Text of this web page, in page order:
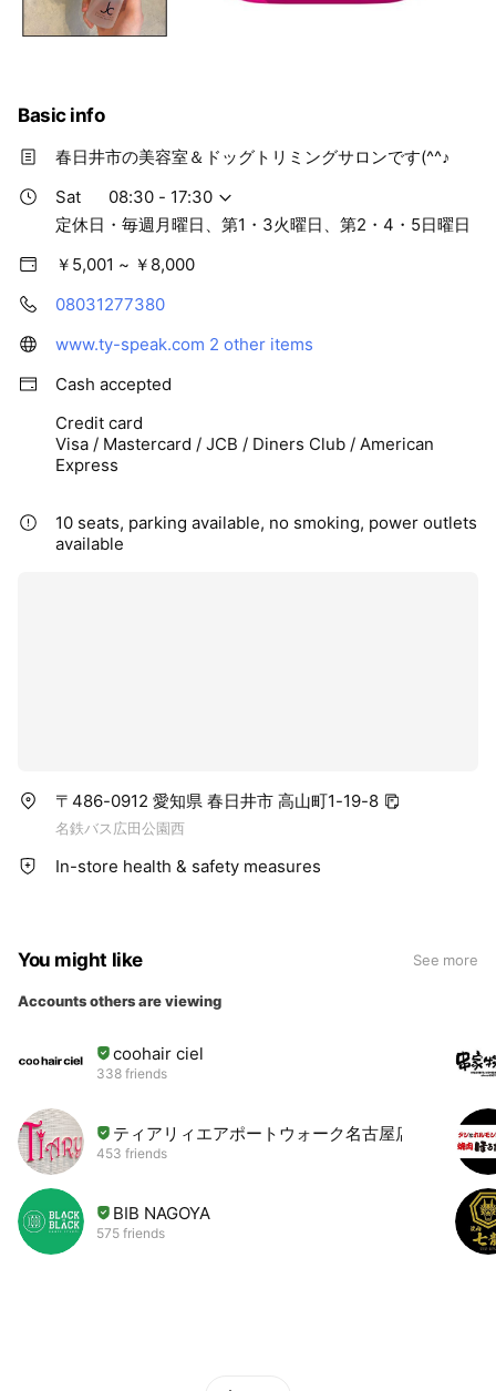
Basic info
春日井市の美容室＆ドッグトリミングサロンです(^^♪
Sat
08:30 - 17:30
定休日・毎週月曜日、第1・3火曜日、第2・4・5日曜日
￥5,001 ~ ￥8,000
08031277380
www.ty-speak.com 2 other items
Cash accepted
Credit card
Visa / Mastercard / JCB / Diners Club / American
Express
10 seats, parking available, no smoking, power outlets
available
〒486-0912 愛知県 春日井市 高山町1-19-8
名鉄バス広田公園西
In-store health & safety measures
You might like See more
Accounts others are viewing
coohair ciel
338 friends
ティアリィエアポートウォーク名古屋店
453 friends
BIB NAGOYA
575 friends